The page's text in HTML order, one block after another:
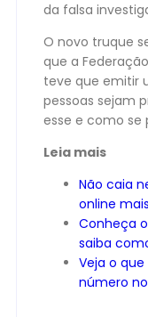
da falsa
O novo truque
que a
teve que emitir
pessoas sejam
esse e como se
Leia mais
Não caia
online
Conheça
saiba
Veja o
número